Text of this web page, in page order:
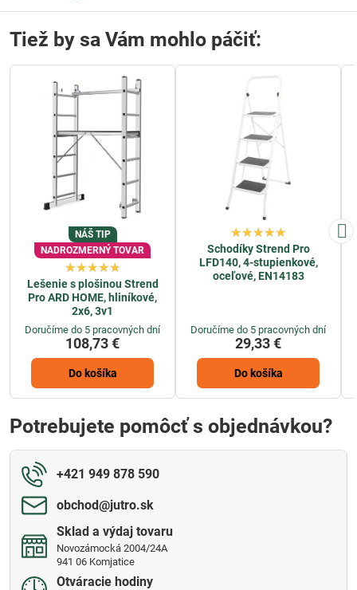
Tiež by sa Vám mohlo páčiť:
NÁŠ TIP
NADROZMERNÝ TOVAR
Lešenie s plošinou Strend
Pro ARD HOME, hliníkové,
2x6, 3v1
Doručíme do 5 pracovných dní
108,73 €
Do košíka
Schodíky Strend Pro
LFD140, 4-stupienkové,
oceľové, EN14183
Doručíme do 5 pracovných dní
29,33 €
Do košíka
Potrebujete pomôcť s objednávkou?
+421 949 878 590
obchod​@jutro​.sk
Sklad a výdaj tovaru
Novozámocká 2004/24A
941 06 Komjatice
Otváracie hodiny